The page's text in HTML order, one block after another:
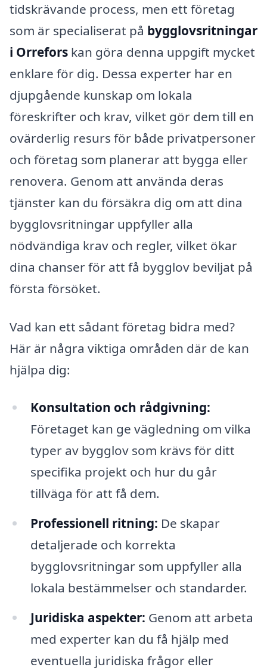
tidskrävande process, men ett företag
som är specialiserat på bygglovsritningar
i Orrefors kan göra denna uppgift mycket
enklare för dig. Dessa experter har en
djupgående kunskap om lokala
föreskrifter och krav, vilket gör dem till en
ovärderlig resurs för både privatpersoner
och företag som planerar att bygga eller
renovera. Genom att använda deras
tjänster kan du försäkra dig om att dina
bygglovsritningar uppfyller alla
nödvändiga krav och regler, vilket ökar
dina chanser för att få bygglov beviljat på
första försöket.
Vad kan ett sådant företag bidra med?
Här är några viktiga områden där de kan
hjälpa dig:
Konsultation och rådgivning:
Företaget kan ge vägledning om vilka
typer av bygglov som krävs för ditt
specifika projekt och hur du går
tillväga för att få dem.
Professionell ritning: De skapar
detaljerade och korrekta
bygglovsritningar som uppfyller alla
lokala bestämmelser och standarder.
Juridiska aspekter: Genom att arbeta
med experter kan du få hjälp med
eventuella juridiska frågor eller